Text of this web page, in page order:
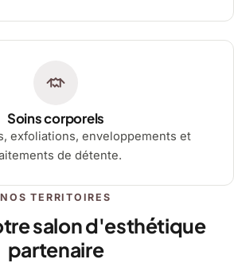
Soins corporels
exfoliations, enveloppements et
de détente.
NOS TERRITOIRES
salon d'esthétique
partenaire